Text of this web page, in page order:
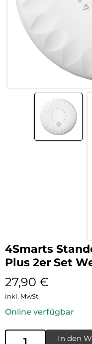
4Smarts
Plus 2er Set
27,90 €
inkl. MwSt.
Online verfügbar
In den